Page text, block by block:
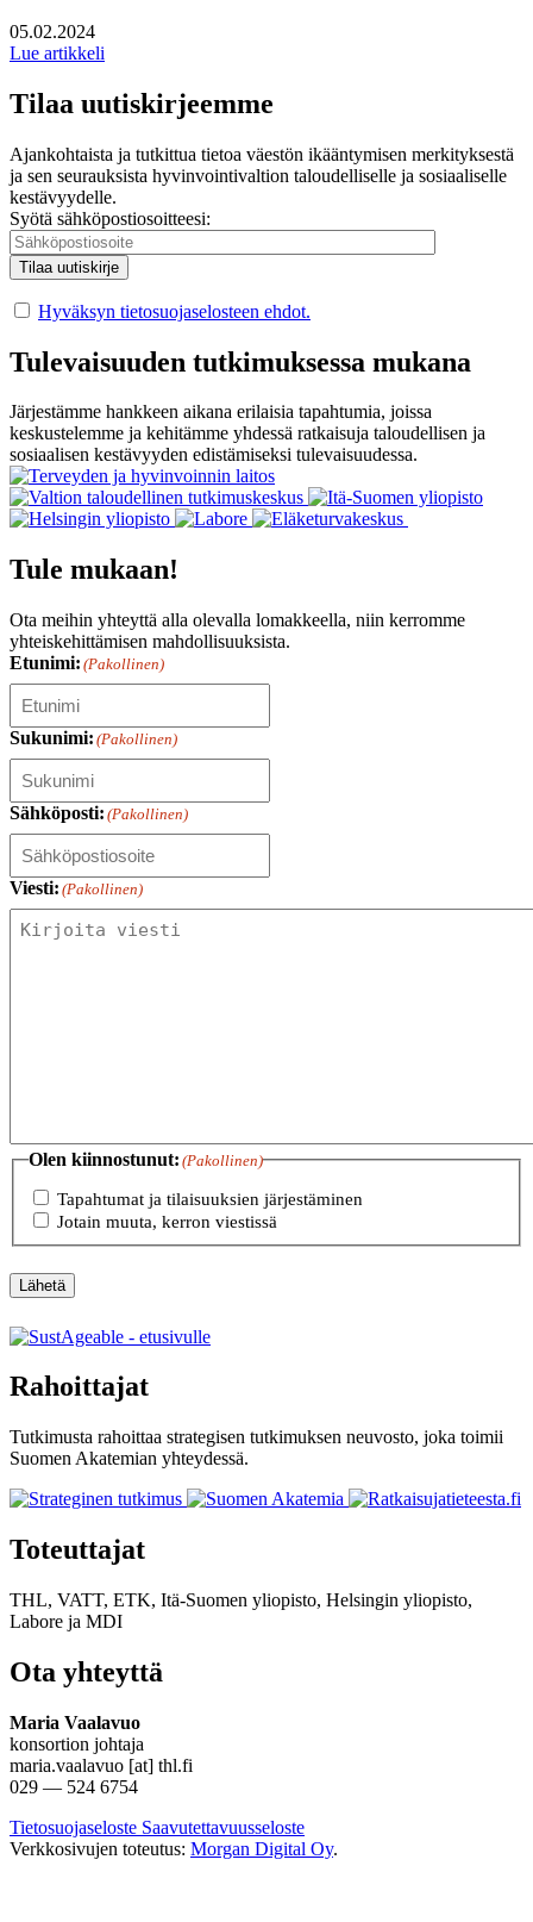
Julkaistu:
05.02.2024
Lue artikkeli
Tilaa uutiskirjeemme
Ajankohtaista ja tutkittua tietoa väestön ikääntymisen merkityksestä
ja sen seurauksista hyvinvointivaltion taloudelliselle ja sosiaaliselle
kestävyydelle.
Syötä sähköpostiosoitteesi:
Hyväksyn tietosuojaselosteen ehdot.
Tulevaisuuden tutkimuksessa mukana
Järjestämme hankkeen aikana erilaisia tapahtumia, joissa
keskustelemme ja kehitämme yhdessä ratkaisuja taloudellisen ja
sosiaalisen kestävyyden edistämiseksi tulevaisuudessa.
Tule mukaan!
Ota meihin yhteyttä alla olevalla lomakkeella, niin kerromme
yhteiskehittämisen mahdollisuuksista.
Etunimi: (Pakollinen)
Sukunimi: (Pakollinen)
Sähköposti: (Pakollinen)
Viesti: (Pakollinen)
Olen kiinnostunut: (Pakollinen)
Tapahtumat ja tilaisuuksien järjestäminen
Jotain muuta, kerron viestissä
Lähetä
Rahoittajat
Tutkimusta rahoittaa strategisen tutkimuksen neuvosto, joka toimii
Suomen Akatemian yhteydessä.
Toteuttajat
THL, VATT, ETK, Itä-Suomen yliopisto, Helsingin yliopisto,
Labore ja MDI
Ota yhteyttä
Maria Vaalavuo
konsortion johtaja
maria.vaalavuo [at] thl.fi
029 — 524 6754
Tietosuojaseloste Saavutettavuusseloste
Verkkosivujen toteutus: Morgan Digital Oy.